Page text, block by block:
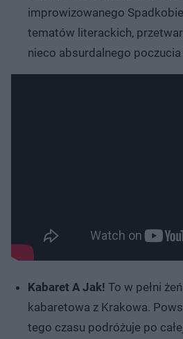
improwizowanego
tematów literackich,
nieco absurdalnego
Kabaret A Jak! To w pełni
kabaretowa z Krakowa.
tego czasu podróżuje po